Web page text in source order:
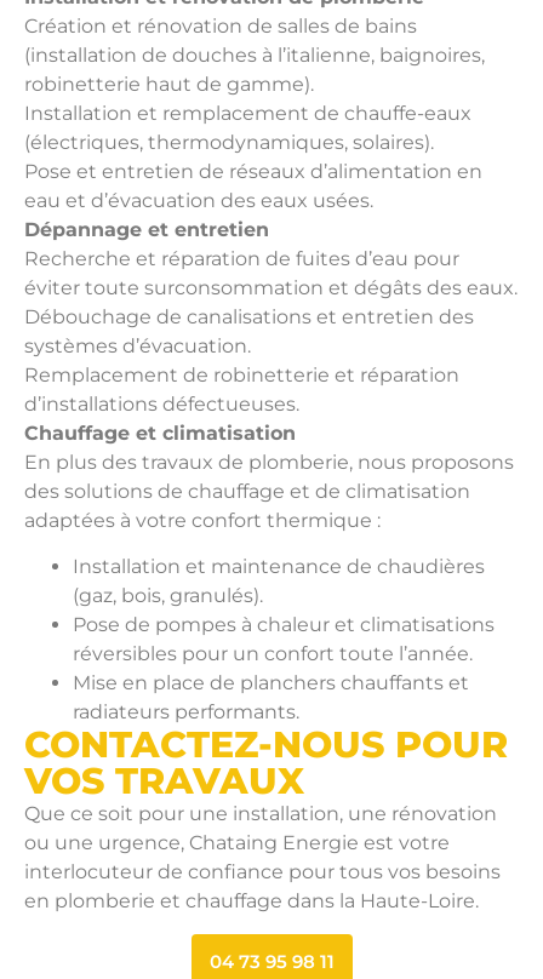
Création et rénovation de salles de bains
(installation de douches à l’italienne, baignoires,
robinetterie haut de gamme).
Installation et remplacement de chauffe-eaux
(électriques, thermodynamiques, solaires).
Pose et entretien de réseaux d’alimentation en
eau et d’évacuation des eaux usées.
Dépannage et entretien
Recherche et réparation de fuites d’eau pour
éviter toute surconsommation et dégâts des eaux.
Débouchage de canalisations et entretien des
systèmes d’évacuation.
Remplacement de robinetterie et réparation
d’installations défectueuses.
Chauffage et climatisation
En plus des travaux de plomberie, nous proposons
des solutions de chauffage et de climatisation
adaptées à votre confort thermique :
Installation et maintenance de chaudières
(gaz, bois, granulés).
Pose de pompes à chaleur et climatisations
réversibles pour un confort toute l’année.
Mise en place de planchers chauffants et
radiateurs performants.
CONTACTEZ-NOUS POUR
VOS TRAVAUX
Que ce soit pour une installation, une rénovation
ou une urgence, Chataing Energie est votre
interlocuteur de confiance pour tous vos besoins
en plomberie et chauffage dans la Haute-Loire.
04 73 95 98 11